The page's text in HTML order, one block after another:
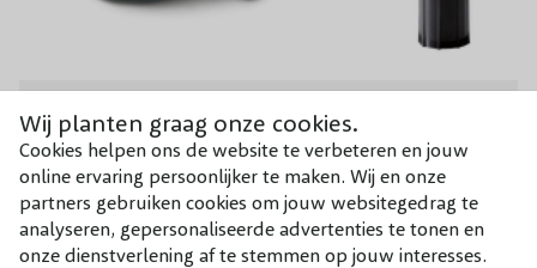
Wij planten graag onze cookies.
Cookies helpen ons de website te verbeteren en jouw
online ervaring persoonlijker te maken. Wij en onze
partners gebruiken cookies om jouw websitegedrag te
analyseren, gepersonaliseerde advertenties te tonen en
onze dienstverlening af te stemmen op jouw interesses.
GardenLights hoofdkabel
€ 31,95
Gardenlights
€ 28,95